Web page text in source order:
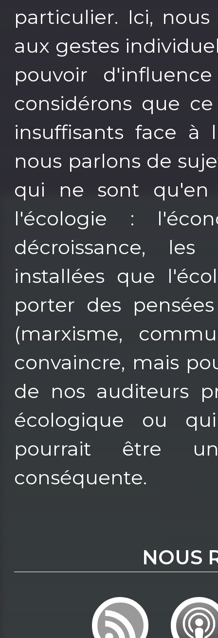
particulier. Ici,
aux gestes
pouvoir
considérons que
insuffisants face à
nous parlons de
qui ne sont qu'en
l'écologie :
décroissance,
installées que
porter des
(marxisme,
convaincre, mais
de nos auditeurs
écologique ou
pourrait être
conséquente.
NOUS